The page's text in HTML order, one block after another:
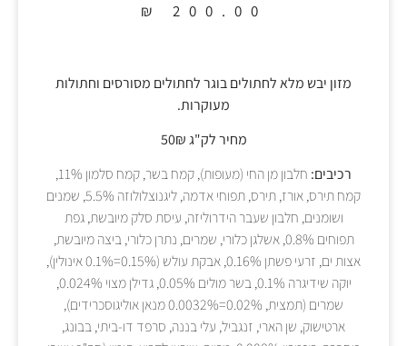
₪ 200.00
מזון יבש מלא לחתולים בוגר לחתולים מסורסים וחתולות
מעוקרות.
מחיר לק"ג 50₪
רכיבים:
חלבון מן החי (מעופות), קמח בשר, קמח סלמון 11%,
קמח תירס, אורז, תירס, תפוחי אדמה, ליגנוצלולוזה 5.5%, שמנים
ושומנים, חלבון שעבר הידרוליזה, עיסת סלק מיובשת, גפת
תפוחים 0.8%, אשלגן כלורי, שמרים, נתרן כלורי, ביצה מיובשת,
אצות ים, זרעי פשתן 0.16%, אבקת עולש (0.15%=0.1% אינולין),
יוקה שידיגרה 0.1%, בשר מולים 0.05%, גדילן מצוי 0.024%,
שמרים (תמצית, 0.02%=0.0032% מנאן אוליגוסכרידים),
ארטישוק, שן הארי, זנגביל, עלי בננה, סרפד דו-ביתי, בבונג,